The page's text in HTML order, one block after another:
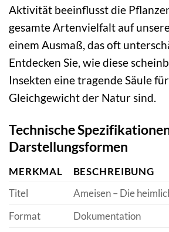
Aktivität beeinflusst die
gesamte Artenvielfalt auf
einem Ausmaß, das oft
Entdecken Sie, wie diese
Insekten eine tragende Säule
Gleichgewicht der Natur sind.
Technische
Darstellungsformen
MERKMAL
BESCHREIBUNG
Titel
Ameisen – Die
Format
Dokumentation